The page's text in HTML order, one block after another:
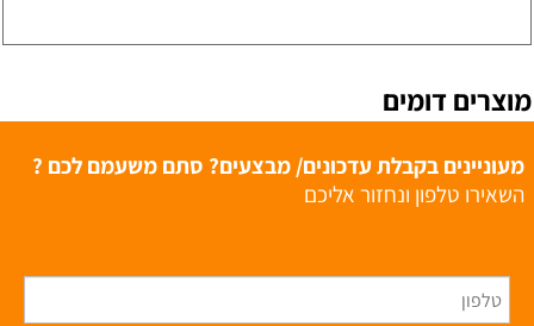
מוצרים דומים
מעוניינים בקבלת עדכונים/ מבצעים? סתם משעמם לכם ?
השאירו טלפון ונחזור אליכם